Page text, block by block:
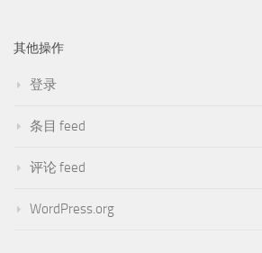
其他操作
登录
条目 feed
评论 feed
WordPress.org